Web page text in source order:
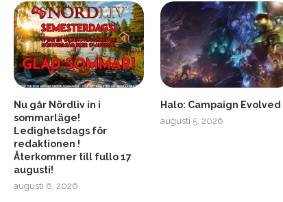
Nu går Nördliv in i
sommarläge!
Ledighetsdags för
redaktionen !
Återkommer till fullo 17
augusti!
augusti 6, 2026
Halo: Campaign Evolved
augusti 5, 2026